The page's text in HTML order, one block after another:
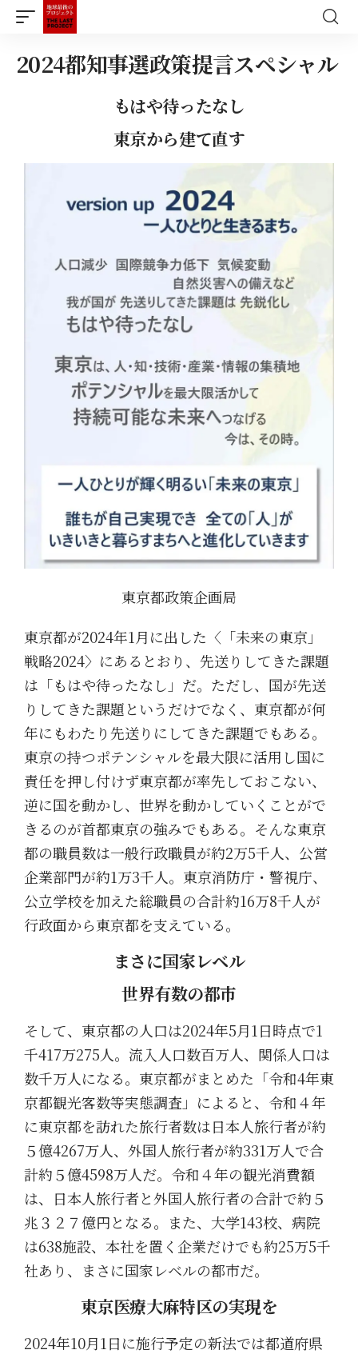
2024都知事選政策提言スペシャル
もはや待ったなし
東京から建て直す
東京都政策企画局
東京都が2024年1月に出した〈「未来の東京」
戦略2024〉にあるとおり、先送りしてきた課題
は「もはや待ったなし」だ。ただし、国が先送
りしてきた課題というだけでなく、東京都が何
年にもわたり先送りにしてきた課題でもある。
東京の持つポテンシャルを最大限に活用し国に
責任を押し付けず東京都が率先しておこない、
逆に国を動かし、世界を動かしていくことがで
きるのが首都東京の強みでもある。そんな東京
都の職員数は一般行政職員が約2万5千人、公営
企業部門が約1万3千人。東京消防庁・警視庁、
公立学校を加えた総職員の合計約16万8千人が
行政面から東京都を支えている。
まさに国家レベル
世界有数の都市
そして、東京都の人口は2024年5月1日時点で1
千417万275人。流入人口数百万人、関係人口は
数千万人になる。東京都がまとめた「令和4年東
京都観光客数等実態調査」によると、令和４年
に東京都を訪れた旅行者数は日本人旅行者が約
５億4267万人、外国人旅行者が約331万人で合
計約５億4598万人だ。令和４年の観光消費額
は、日本人旅行者と外国人旅行者の合計で約５
兆３２７億円となる。また、大学143校、病院
は638施設、本社を置く企業だけでも約25万5千
社あり、まさに国家レベルの都市だ。
東京医療大麻特区の実現を
2024年10月1日に施行予定の新法では都道府県